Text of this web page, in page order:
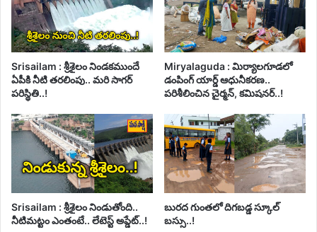
Srisailam : శ్రీశైలం నిండకముందే
ఏపీకి నీటి తరలింపు.. మరి సాగర్
పరిస్థితి..!
Miryalaguda : మిర్యాలగూడలో
డంపింగ్ యార్డ్ ఆధునీకరణ..
పరిశీలించిన చైర్మన్, కమిషనర్..!
Srisailam : శ్రీశైలం నిండుతోంది..
నీటిమట్టం ఎంతంటే.. లేటెస్ట్ అప్డేట్..!
బురద గుంతలో దిగబడ్డ స్కూల్
బస్సు..!